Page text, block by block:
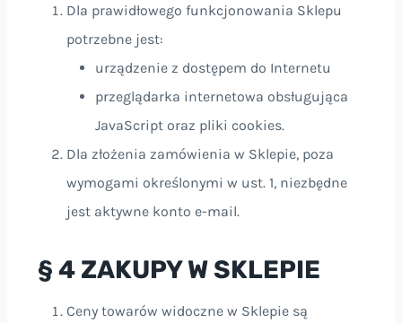
Dla prawidłowego funkcjonowania Sklepu
potrzebne jest:
urządzenie z dostępem do Internetu
przeglądarka internetowa obsługująca
JavaScript oraz pliki cookies.
Dla złożenia zamówienia w Sklepie, poza
wymogami określonymi w ust. 1, niezbędne
jest aktywne konto e-mail.
§ 4 ZAKUPY W SKLEPIE
Ceny towarów widoczne w Sklepie są